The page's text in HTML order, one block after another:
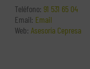
Teléfono: 91 531 65 04
Email: Email
Web: Asesoría Cepresa